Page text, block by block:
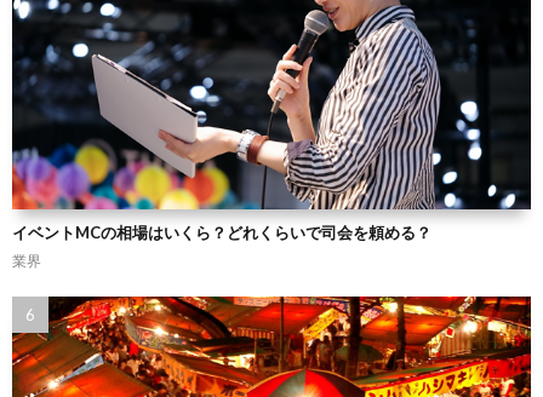
イベントMCの相場はいくら？どれくらいで司会を頼める？
業界